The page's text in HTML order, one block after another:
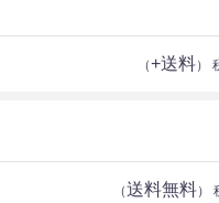
（+送料）
（送料無料）